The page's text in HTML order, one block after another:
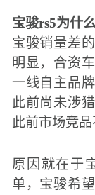
宝骏rs5为什
宝骏销量差
明显，合资
一线自主品
此前尚未涉
此前市场竞品
原因就在于
单，宝骏希